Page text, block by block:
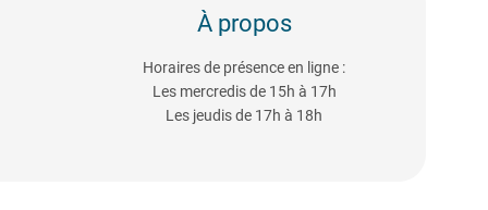
À propos
Horaires de présence en ligne :
Les mercredis de 15h à 17h
Les jeudis de 17h à 18h